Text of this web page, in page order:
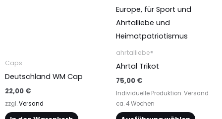
Caps
Deutschland WM Cap
22,00 €
zzgl.Versand
ahrtalliebe®
Ahrtal Trikot
75,00 €
Individuelle Produktion. Versand
ca. 4 Wochen
weist
mehrere
Varianten
auf.
Die
Optionen
können
auf
der